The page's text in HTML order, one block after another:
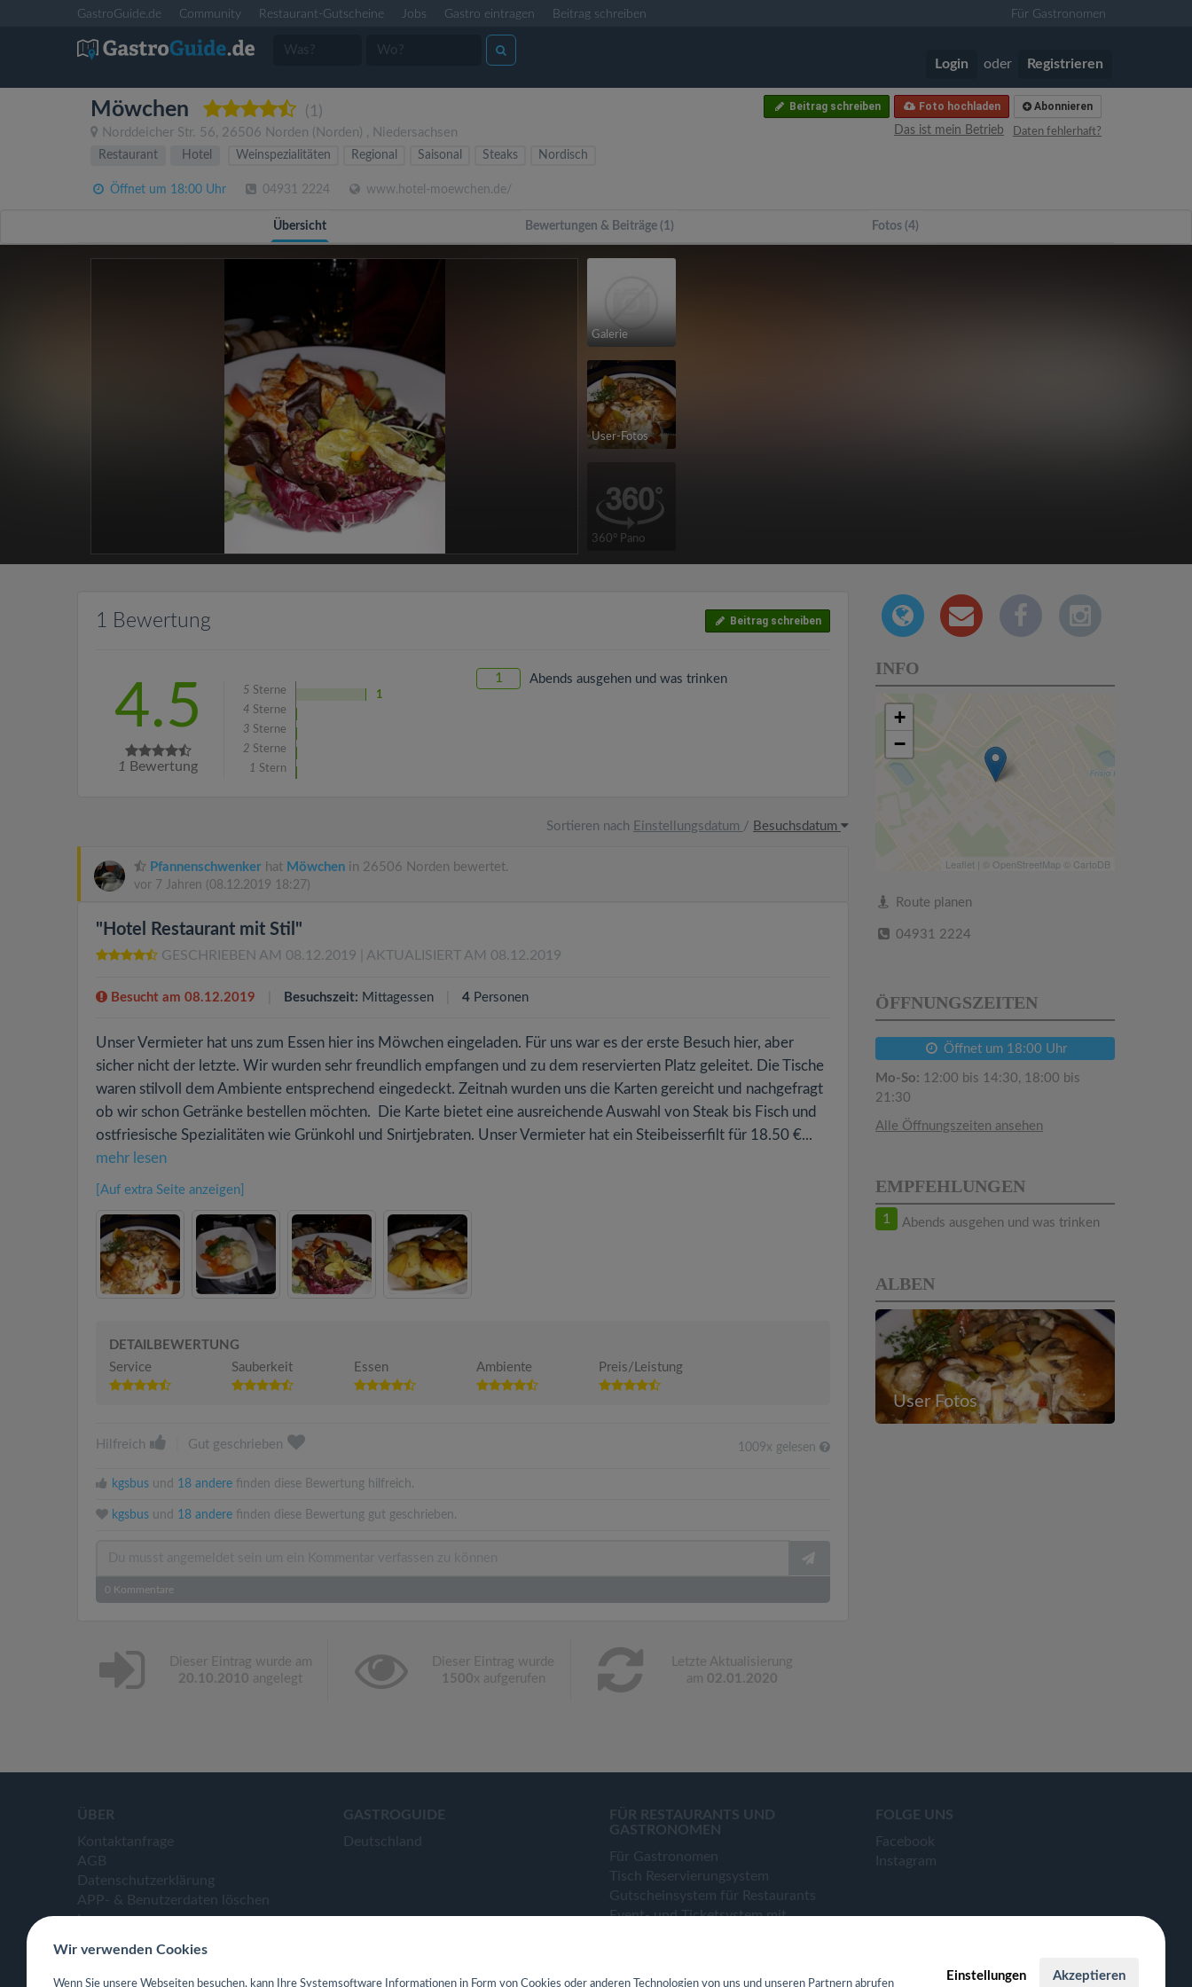
GastroGuide.de Community Restaurant-Gutscheine Jobs Gastro eintragen Beitrag schreiben Für Gastronomen
Login oder Registrieren
Möwchen (1)
Norddeicher Str. 56, 26506 Norden (Norden) , Niedersachsen
Abonnieren
Foto hochladen
Beitrag schreiben
Daten fehlerhaft?
Das ist mein Betrieb
Restaurant
Hotel Weinspezialitäten Regional Saisonal Steaks Nordisch
Öffnet um 18:00 Uhr 04931 2224 www.hotel-moewchen.de/
Übersicht Bewertungen & Beiträge (1) Fotos (4)
Galerie
User-Fotos
360° Pano
1 Bewertung Beitrag schreiben
4.5
1 Bewertung
5 Sterne
1
4 Sterne
3 Sterne
2 Sterne
1 Stern
1 Abends ausgehen und was trinken
Sortieren nach Einstellungsdatum / Besuchsdatum
Pfannenschwenker hat Möwchen in 26506 Norden bewertet.
vor 7 Jahren (08.12.2019 18:27)
"Hotel Restaurant mit Stil"
GESCHRIEBEN AM 08.12.2019 | AKTUALISIERT AM 08.12.2019
Besucht am 08.12.2019 Besuchszeit: Mittagessen 4 Personen
Unser Vermieter hat uns zum Essen hier ins Möwchen eingeladen. Für uns war es der erste Besuch hier, aber
sicher nicht der letzte. Wir wurden sehr freundlich empfangen und zu dem reservierten Platz geleitet. Die Tische
waren stilvoll dem Ambiente entsprechend eingedeckt. Zeitnah wurden uns die Karten gereicht und nachgefragt
ob wir schon Getränke bestellen möchten. Die Karte bietet eine ausreichende Auswahl von Steak bis Fisch und
ostfriesische Spezialitäten wie Grünkohl und Snirtjebraten. Unser Vermieter hat ein Steibeisserfilt für 18.50 €...
mehr lesen
[Auf extra Seite anzeigen]
DETAILBEWERTUNG
Service
Sauberkeit Essen Ambiente Preis/Leistung
Hilfreich Gut geschrieben 1009x gelesen
kgsbus und 18 andere finden diese Bewertung hilfreich.
kgsbus und 18 andere finden diese Bewertung gut geschrieben.
0 Kommentare
Dieser Eintrag wurde am
20.10.2010 angelegt
Dieser Eintrag wurde
1500x aufgerufen
Letzte Aktualisierung
am 02.01.2020
INFO
+
−
Leaflet | © OpenStreetMap © CartoDB
Route planen
04931 2224
ÖFFNUNGSZEITEN
Öffnet um 18:00 Uhr
Mo-So: 12:00 bis 14:30, 18:00 bis
21:30
Alle Öffnungszeiten ansehen
EMPFEHLUNGEN
1 Abends ausgehen und was trinken
ALBEN
User Fotos
ÜBER
Kontaktanfrage
AGB
Datenschutzerklärung
APP- & Benutzerdaten löschen
Impressum
GASTROGUIDE
Deutschland
FÜR RESTAURANTS UND
GASTRONOMEN
Für Gastronomen
Tisch Reservierungsystem
Gutscheinsystem für Restaurants
Event- und Ticketsystem mit
FOLGE UNS
Facebook
Instagram
Wir verwenden Cookies
Wenn Sie unsere Webseiten besuchen, kann Ihre Systemsoftware Informationen in Form von Cookies oder anderen Technologien von uns und unseren Partnern abrufen
Einstellungen Akzeptieren